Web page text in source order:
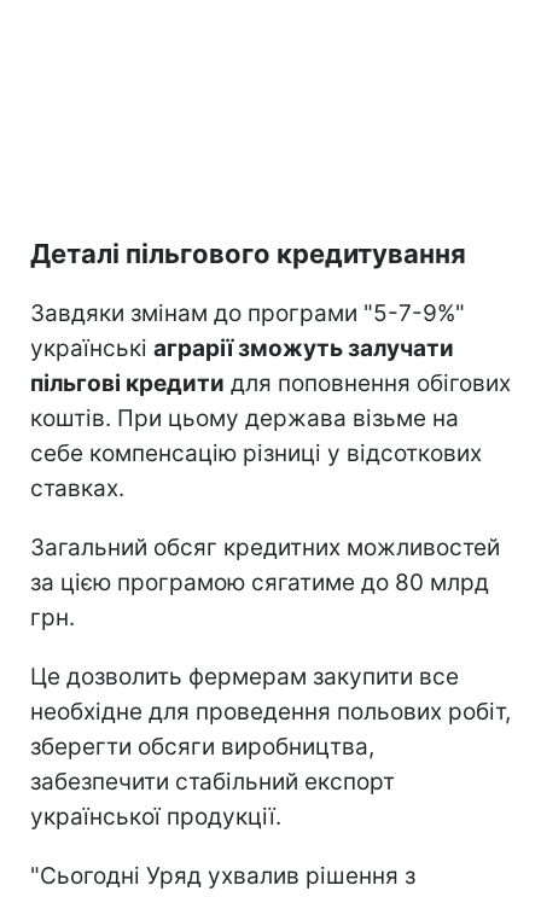
Деталі пільгового кредитування
Завдяки змінам до програми "5-7-9%"
українські аграрії зможуть залучати
пільгові кредити для поповнення обігових
коштів. При цьому держава візьме на
себе компенсацію різниці у відсоткових
ставках.
Загальний обсяг кредитних можливостей
за цією програмою сягатиме до 80 млрд
грн.
Це дозволить фермерам закупити все
необхідне для проведення польових робіт,
зберегти обсяги виробництва,
забезпечити стабільний експорт
української продукції.
"Сьогодні Уряд ухвалив рішення з